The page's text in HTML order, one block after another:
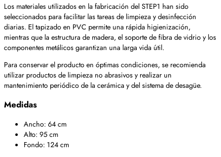
Los materiales utilizados en la fabricación del STEP1 han sido
seleccionados para facilitar las tareas de limpieza y desinfección
diarias. El tapizado en PVC permite una rápida higienización,
mientras que la estructura de madera, el soporte de fibra de vidrio y los
componentes metálicos garantizan una larga vida útil.
Para conservar el producto en óptimas condiciones, se recomienda
utilizar productos de limpieza no abrasivos y realizar un
mantenimiento periódico de la cerámica y del sistema de desagüe.
Medidas
Ancho: 64 cm
Alto: 95 cm
Fondo: 124 cm